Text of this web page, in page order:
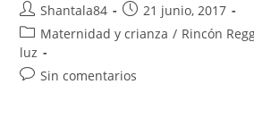
Autor
de
la
entrada:
Shantala84
Publicación
de
21 junio, 2017
Categoría
de
la
Maternidad y crianza / Rincón
luz
Comentarios
Sin comentarios